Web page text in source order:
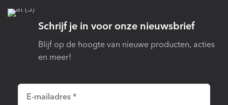
Schrijf je in voor onze nieuwsbrief
Blijf op de hoogte van nieuwe producten, acties
en meer!